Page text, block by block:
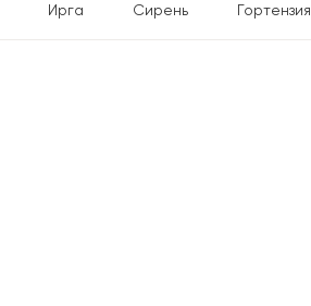
Ирга Сирень Гортензия